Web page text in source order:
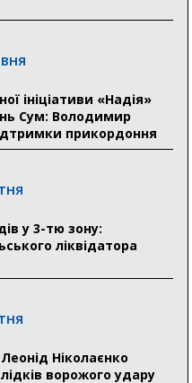
115 компенсацій на
6,6 млн грн
допомогу на зиму
пенсій: у
що робити
міста Суми»
ініціативи «Надія»
Сум: Володимир
прикордоння
у 3-тю зону:
ліквідатора
Ніколаєнко
ворожого удару